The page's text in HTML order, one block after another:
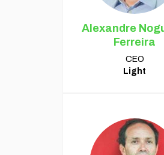
Alexandre
Ferreira
CEO
Light